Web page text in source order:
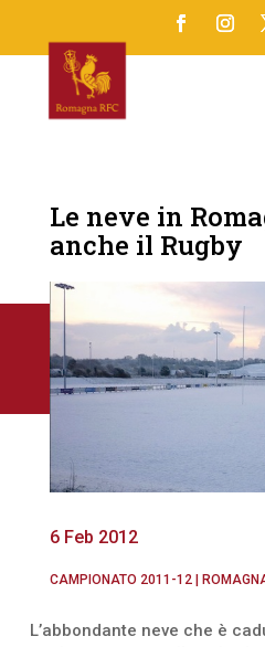
Le neve in
anche il Rugby
6 Feb 2012
CAMPIONATO 2011-12|
L’abbondante neve che è